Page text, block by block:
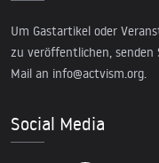
Um Gastartikel oder
zu veröffentlichen, senden
Mail an info@actvism.org.
Social Media